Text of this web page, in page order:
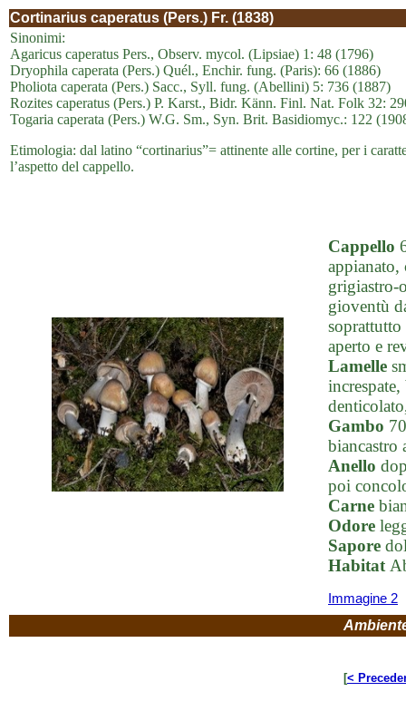
Cortinarius caperatus (Pers.) Fr. (1838)
Sinonimi:
Agaricus caperatus Pers., Observ. mycol. (Lipsiae) 1: 48 (1796)
Dryophila caperata (Pers.) Quél., Enchir. fung. (Paris): 66 (1886)
Pholiota caperata (Pers.) Sacc., Syll. fung. (Abellini) 5: 736 (1887)
Rozites caperatus (Pers.) P. Karst., Bidr. Känn. Finl. Nat. Folk 32:
Togaria caperata (Pers.) W.G. Sm., Syn. Brit. Basidiomyc.: 122
Etimologia: dal latino “cortinarius”= attinente alle cortine, per i
l’aspetto del cappello.
Cappello
appianato,
grigiastro-
gioventù
aperto e
Lamelle
Gambo
biancastro
Anello
poi
Carne
Odore
Sapore
Habitat
Immagine 2
[<